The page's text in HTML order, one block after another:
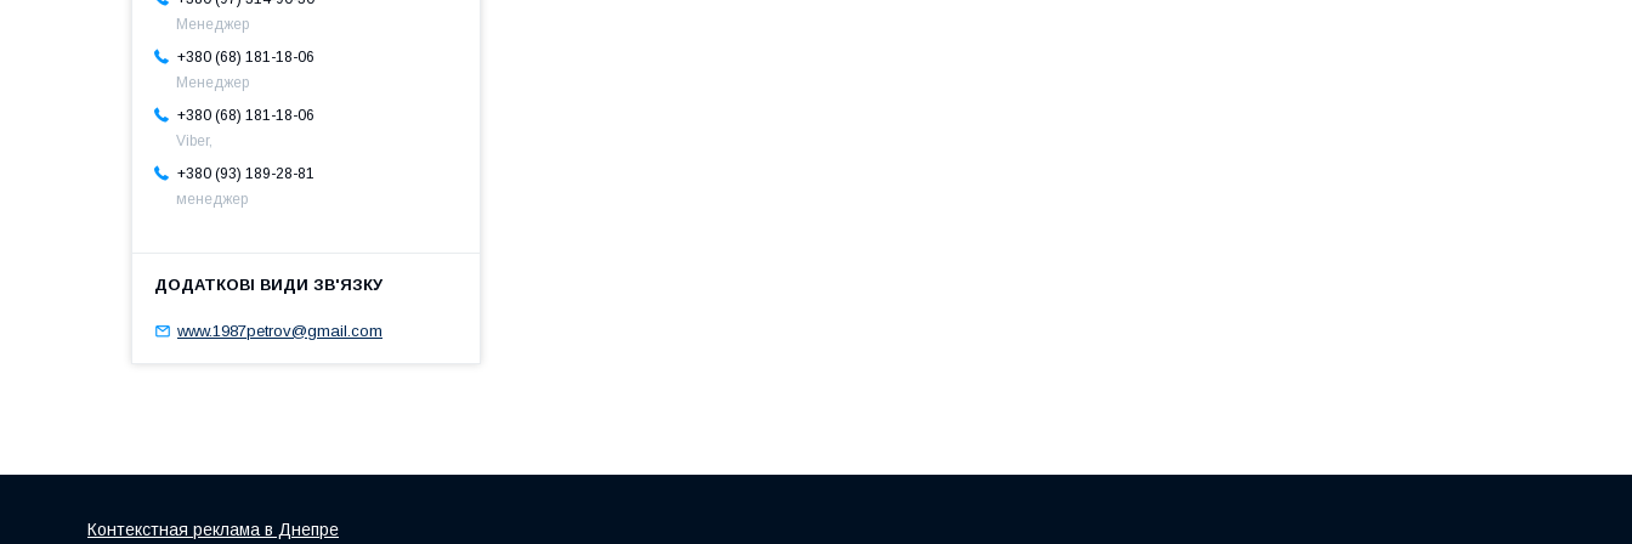
Менеджер
+380 (68) 181-18-06
Менеджер
+380 (68) 181-18-06
Viber,
+380 (93) 189-28-81
менеджер
www.1987petrov@gmail.com
Контекстная реклама в Днепре